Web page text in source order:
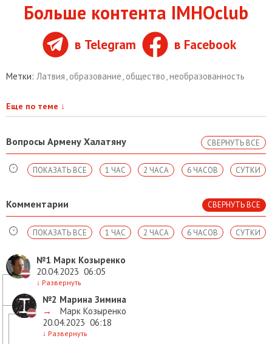
Больше контента IMHOclub
в Telegram в Facebook
Метки: Латвия, образование, общество,необразованность
Еще по теме ↓
Вопросы Армену Халатяну СВЕРНУТЬ ВСЕ
СУТКИ
6 ЧАСОВ
2 ЧАСА
1 ЧАС
ПОКАЗАТЬ ВСЕ
Комментарии СВЕРНУТЬ ВСЕ
СУТКИ
6 ЧАСОВ
2 ЧАСА
1 ЧАС
ПОКАЗАТЬ ВСЕ
№1 Марк Козыренко
20.04.2023 06:05
↓ Развернуть
№2 Марина Зимина
→
Марк Козыренко
20.04.2023 06:18
↓ Развернуть